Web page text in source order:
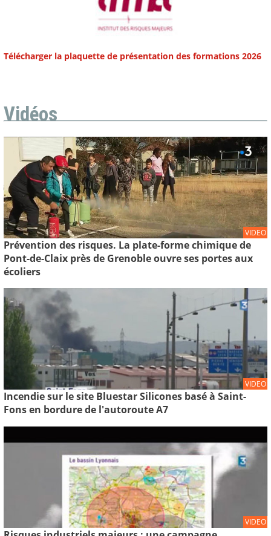
Télécharger la plaquette de présentation des formations 2026
Vidéos
VIDEO
Prévention des risques. La plate-forme chimique de
Pont-de-Claix près de Grenoble ouvre ses portes aux
écoliers
VIDEO
Incendie sur le site Bluestar Silicones basé à Saint-
Fons en bordure de l'autoroute A7
VIDEO